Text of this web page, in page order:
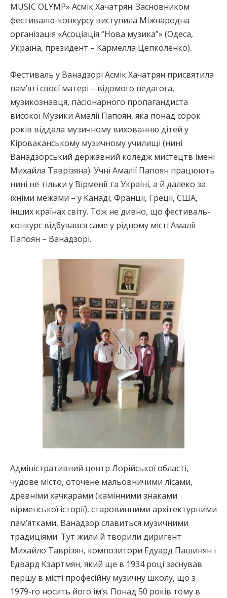
MUSIC OLYMP» Асмік Хачатрян. Засновником
фестивалю-конкурсу виступила Міжнародна
організація «Асоціація “Нова музика”» (Одеса,
Україна, президент – Кармелла Цепколенко).
Фестиваль у Ванадзорі Асмік Хачатрян присвятила
пам’яті своєї матері – відомого педагога,
музикознавця, пасіонарного пропагандиста
високої Музики Амалії Папоян, яка понад сорок
років віддала музичному вихованню дітей у
Кіроваканському музичному училищі (нині
Ванадзорський державний коледж мистецтв імені
Михайла Таврізяна). Учні Амалії Папоян працюють
нині не тільки у Вірменії та Україні, а й далеко за
їхніми межами – у Канаді, Франції, Греції, США,
інших країнах світу. Тож не дивно, що фестиваль-
конкурс відбувався саме у рідному місті Амалії
Папоян – Ванадзорі.
Адміністративний центр Лорійської області,
чудове місто, оточене мальовничими лісами,
древніми хачкарами (камінними знаками
вірменської історії), старовинними архітектурними
пам’ятками, Ванадзор славиться музичними
традиціями. Тут жили й творили диригент
Михайло Таврізян, композитори Едуард Пашинян і
Едвард Кзартмян, який ще в 1934 році заснував
першу в місті професійну музичну школу, що з
1979-го носить його ім’я. Понад 50 років тому в